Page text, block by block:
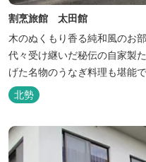
割烹旅館 太田館
木のぬくもり香る純和風のお
代々受け継いだ秘伝の自家製
げた名物のうなぎ料理も堪能で
北勢